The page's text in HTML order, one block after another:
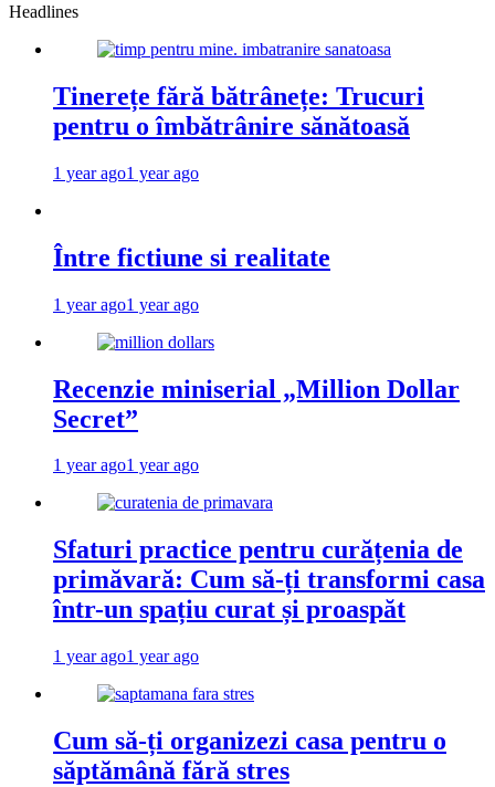
Headlines
Tinerețe fără bătrânețe: Trucuri
pentru o îmbătrânire sănătoasă
1 year ago1 year ago
Între fictiune si realitate
1 year ago1 year ago
Recenzie miniserial „Million Dollar
Secret”
1 year ago1 year ago
Sfaturi practice pentru curățenia de
primăvară: Cum să-ți transformi casa
într-un spațiu curat și proaspăt
1 year ago1 year ago
Cum să-ți organizezi casa pentru o
săptămână fără stres